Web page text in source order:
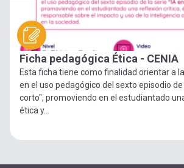
Ficha pedagógica Ética - CENIA
Esta ficha tiene como finalidad orientar a
en el uso pedagógico del sexto episodio de
corto", promoviendo en el estudiantado
ética y...